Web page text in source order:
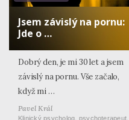
Jsem závislý na pornu:
Jde o …
Dobrý den, je mi 30 let a jsem
závislý na pornu. Vše začalo,
když mi …
Pavel Král
Klinický psycholog, psychoterapeut,